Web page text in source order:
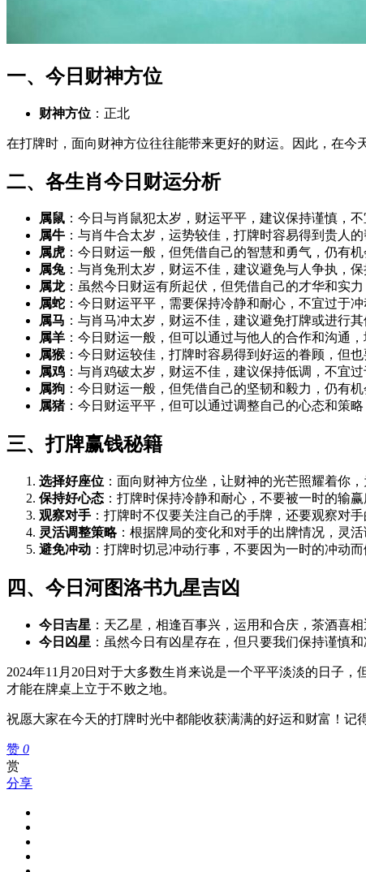
一、今日财神方位
财神方位 ：正北
在打牌时，面向财神方位往往能带来更好的财运。因此，在今
二、各生肖今日财运分析
属鼠 ：今日与肖鼠犯太岁，财运平平，建议保持谨慎，不
属牛 ：与肖牛合太岁，运势较佳，打牌时容易得到贵人的
属虎 ：今日财运一般，但凭借自己的智慧和勇气，仍有
属兔：与肖兔刑太岁，财运不佳，建议避免与人争执，保
属龙：虽然今日财运有所起伏，但凭借自己的才华和实
属蛇 ：今日财运平平，需要保持冷静和耐心，不宜过于冲
属马 ：与肖马冲太岁，财运不佳，建议避免打牌或进行其
属羊 ：今日财运一般，但可以通过与他人的合作和沟通，
属猴 ：今日财运较佳，打牌时容易得到好运的眷顾，但
属鸡 ：与肖鸡破太岁，财运不佳，建议保持低调，不宜过
属狗 ：今日财运一般，但凭借自己的坚韧和毅力，仍有
属猪：今日财运平平，但可以通过调整自己的心态和策略
三、打牌赢钱秘籍
选择好座位 ：面向财神方位坐，让财神的光芒照耀着你，
保持好心态 ：打牌时保持冷静和耐心，不要被一时的输
观察对手 ：打牌时不仅要关注自己的手牌，还要观察对
灵活调整策略：根据牌局的变化和对手的出牌情况，灵
避免冲动 ：打牌时切忌冲动行事，不要因为一时的冲动
四、今日河图洛书九星吉凶
今日吉星 ：天乙星，相逢百事兴，运用和合庆，茶酒喜
今日凶星 ：虽然今日有凶星存在，但只要我们保持谨慎
2024年11月20日对于大多数生肖来说是一个平平淡淡的日子
才能在牌桌上立于不败之地。
祝愿大家在今天的打牌时光中都能收获满满的好运和财富！记
赞 0
赏
分享